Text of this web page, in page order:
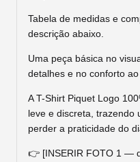
Tabela de medidas e
descrição abaixo.
Uma peça básica no
detalhes e no conforto ao
A T-Shirt Piquet Logo
leve e discreta, trazendo
perder a praticidade do
👉 [INSERIR FOTO 1 —